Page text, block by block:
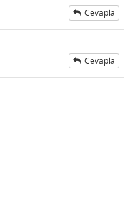
Cevapla
Cevapla